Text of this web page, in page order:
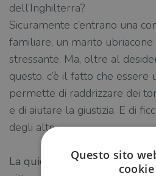
dell’Inghilterra?
Sicuramente c’entrano una
familiare, un marito
stressante. Ma, oltre al
questo, c’è il fatto che essere
permette di raddrizzare dei
e di aiutare la giustizia. E di
degli altri…
La quiche letaleI Cotswolds
Questo sito
cookie